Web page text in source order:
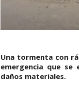
Una tormenta con
emergencia que
daños materiales.